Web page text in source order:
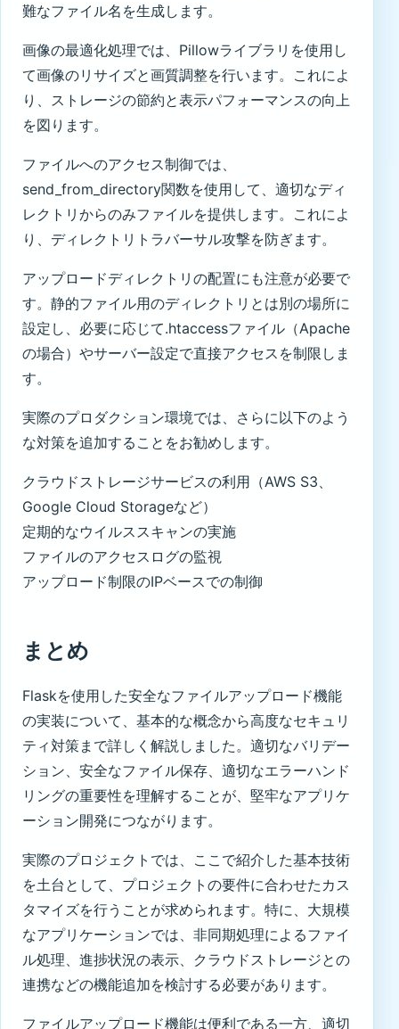
難なファイル名を生成します。
画像の最適化処理では、Pillowライブラリを使用し
て画像のリサイズと画質調整を行います。これによ
り、ストレージの節約と表示パフォーマンスの向上
を図ります。
ファイルへのアクセス制御では、
send_from_directory関数を使用して、適切なディ
レクトリからのみファイルを提供します。これによ
り、ディレクトリトラバーサル攻撃を防ぎます。
アップロードディレクトリの配置にも注意が必要で
す。静的ファイル用のディレクトリとは別の場所に
設定し、必要に応じて.htaccessファイル（Apache
の場合）やサーバー設定で直接アクセスを制限しま
す。
実際のプロダクション環境では、さらに以下のよう
な対策を追加することをお勧めします。
クラウドストレージサービスの利用（AWS S3、
Google Cloud Storageなど）
定期的なウイルススキャンの実施
ファイルのアクセスログの監視
アップロード制限のIPベースでの制御
まとめ
Flaskを使用した安全なファイルアップロード機能
の実装について、基本的な概念から高度なセキュリ
ティ対策まで詳しく解説しました。適切なバリデー
ション、安全なファイル保存、適切なエラーハンド
リングの重要性を理解することが、堅牢なアプリケ
ーション開発につながります。
実際のプロジェクトでは、ここで紹介した基本技術
を土台として、プロジェクトの要件に合わせたカス
タマイズを行うことが求められます。特に、大規模
なアプリケーションでは、非同期処理によるファイ
ル処理、進捗状況の表示、クラウドストレージとの
連携などの機能追加を検討する必要があります。
ファイルアップロード機能は便利である一方、適切